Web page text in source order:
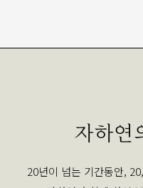
자하연
20년이 넘는 기간동안,